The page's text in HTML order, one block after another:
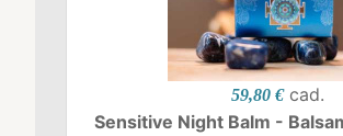
59,80 € cad.
Sensitive Night Balm -